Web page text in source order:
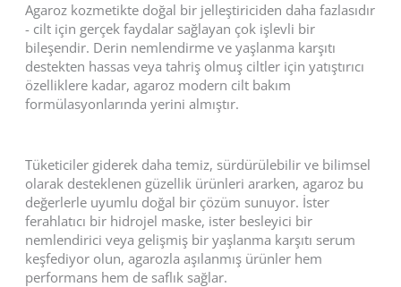
Agaroz kozmetikte doğal bir jelleştiriciden daha fazlasıdır
- cilt için gerçek faydalar sağlayan çok işlevli bir
bileşendir. Derin nemlendirme ve yaşlanma karşıtı
destekten hassas veya tahriş olmuş ciltler için yatıştırıcı
özelliklere kadar, agaroz modern cilt bakım
formülasyonlarında yerini almıştır.
Tüketiciler giderek daha temiz, sürdürülebilir ve bilimsel
olarak desteklenen güzellik ürünleri ararken, agaroz bu
değerlerle uyumlu doğal bir çözüm sunuyor. İster
ferahlatıcı bir hidrojel maske, ister besleyici bir
nemlendirici veya gelişmiş bir yaşlanma karşıtı serum
keşfediyor olun, agarozla aşılanmış ürünler hem
performans hem de saflık sağlar.